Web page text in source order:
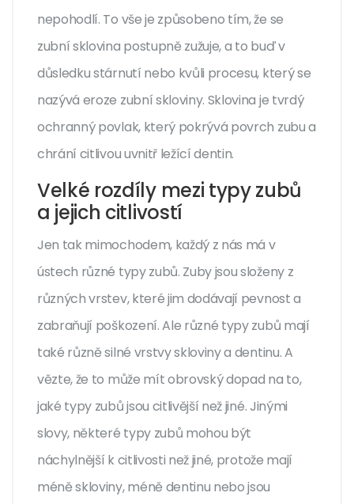
nepohodlí. To vše je způsobeno tím, že se
zubní sklovina postupně zužuje, a to buď v
důsledku stárnutí nebo kvůli procesu, který se
nazývá eroze zubní skloviny. Sklovina je tvrdý
ochranný povlak, který pokrývá povrch zubu a
chrání citlivou uvnitř ležící dentin.
Velké rozdíly mezi typy zubů
a jejich citlivostí
Jen tak mimochodem, každý z nás má v
ústech různé typy zubů. Zuby jsou složeny z
různých vrstev, které jim dodávají pevnost a
zabraňují poškození. Ale různé typy zubů mají
také různě silné vrstvy skloviny a dentinu. A
vězte, že to může mít obrovský dopad na to,
jaké typy zubů jsou citlivější než jiné. Jinými
slovy, některé typy zubů mohou být
náchylnější k citlivosti než jiné, protože mají
méně skloviny, méně dentinu nebo jsou